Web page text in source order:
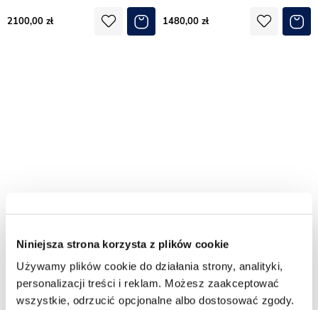
Niniejsza strona korzysta z plików cookie
Używamy plików cookie do działania strony, analityki,
personalizacji treści i reklam. Możesz zaakceptować
wszystkie, odrzucić opcjonalne albo dostosować zgody.
2100,00 1480,00
umywalką czarny uchwyt 50 cm
Magnolia Gante
1390,00
Słupek łazienkowy wiszący
143,5x40 cm Magnolia Gante